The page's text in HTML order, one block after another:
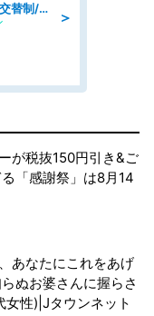
＞
組立・組付け/高収入/日払いOK/交替制/20・30・40代活躍中/製造 工場
が税抜150円引き&ご
「感謝祭」は8月14
あなたにこれをあげ
ぬお婆さんに握らさ
性)|Jタウンネット